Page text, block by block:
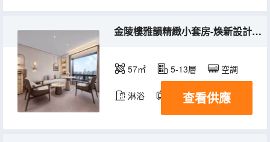
金陵樓雅韻精緻小套房-煥新設計，家庭精選
57㎡ 5-13層 空調
淋浴 電視機 冰箱
查看供應